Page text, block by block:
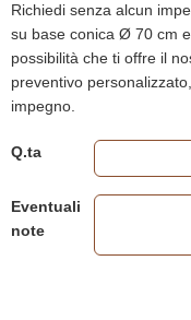
Richiedi senza alcun
su base conica Ø 70 cm
possibilità che ti offre il
preventivo
impegno.
Q.ta
Eventuali
note